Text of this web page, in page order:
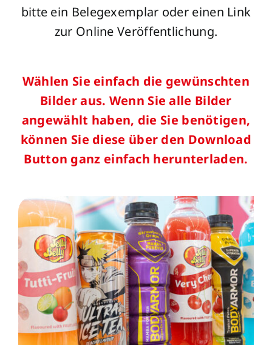
bitte ein Belegexemplar oder einen Link
zur Online Veröffentlichung.
Wählen Sie einfach die gewünschten
Bilder aus. Wenn Sie alle Bilder
angewählt haben, die Sie benötigen,
können Sie diese über den Download
Button ganz einfach herunterladen.